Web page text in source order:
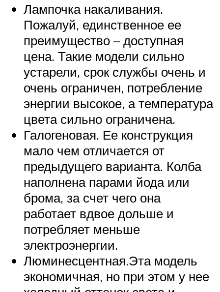
Лампочка накаливания.
Пожалуй, единственное ее
преимущество – доступная
цена. Такие модели сильно
устарели, срок службы очень и
очень ограничен, потребление
энергии высокое, а температура
цвета сильно ограничена.
Галогеновая. Ее конструкция
мало чем отличается от
предыдущего варианта. Колба
наполнена парами йода или
брома, за счет чего она
работает вдвое дольше и
потребляет меньше
электроэнергии.
Люминесцентная.Эта модель
экономичная, но при этом у нее